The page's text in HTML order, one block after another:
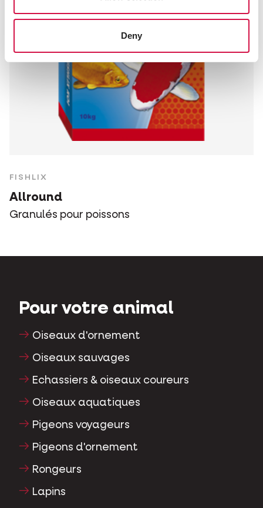
Deny
FISHLIX
Allround
Granulés pour poissons
Pour votre animal
Oiseaux d'ornement
Oiseaux sauvages
Echassiers & oiseaux coureurs
Oiseaux aquatiques
Pigeons voyageurs
Pigeons d'ornement
Rongeurs
Lapins